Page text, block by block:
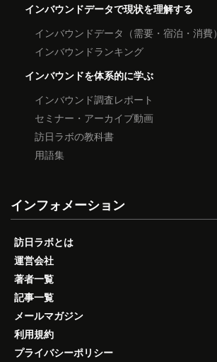
インバウンドデータで現状を理解する
インバウンドデータ（需要・宿泊・消費）
インバウンドランキング
インバウンドを体系的に学ぶ
インバウンド調査レポート
セミナー・アーカイブ動画
訪日ラボの教科書
用語集
インフォメーション
訪日ラボとは
運営会社
著者一覧
記事一覧
メールマガジン
利用規約
プライバシーポリシー